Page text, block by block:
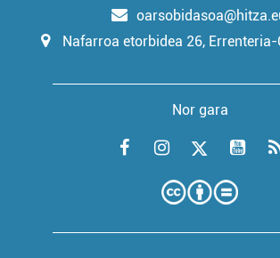
Nafarroa etorbidea 26,
Nor gara